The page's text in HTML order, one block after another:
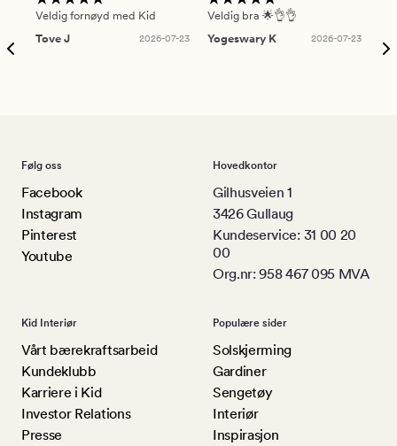
Veldig fornøyd med Kid
Tove J
2026-07-23
Veldig bra 🌟👌👌
Yogeswary K
2026-07-23
Følg oss
Facebook
Instagram
Pinterest
Youtube
Hovedkontor
Gilhusveien 1
3426 Gullaug
Kundeservice: 31 00 20
00
Org.nr: 958 467 095 MVA
Kid Interiør
Vårt bærekraftsarbeid
Kundeklubb
Karriere i Kid
Investor Relations
Presse
Populære sider
Solskjerming
Gardiner
Sengetøy
Interiør
Inspirasjon